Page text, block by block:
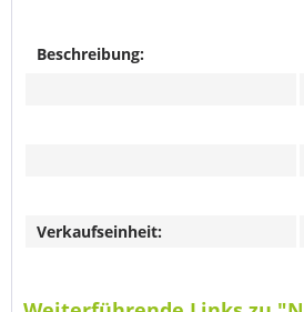
Beschreibung:
Verkaufseinheit: